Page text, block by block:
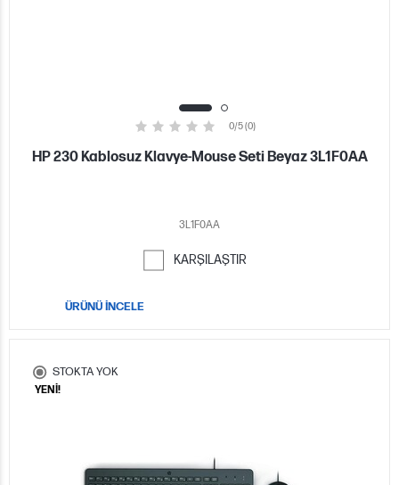
0/5 (0)
HP 230 Kablosuz Klavye-Mouse Seti Beyaz 3L1F0AA
3L1F0AA
KARŞILAŞTIR
ÜRÜNÜ İNCELE
STOKTA YOK
YENİ!